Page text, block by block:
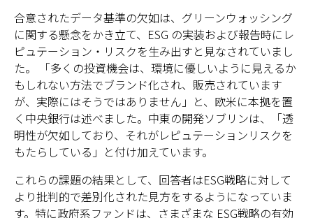
合意されたデータ基準の欠如は、グリーンウォッシング
に関する懸念をかき立て、ESG の実装および報告時にレ
ピュテーション・リスクを生み出すと見なされていまし
た。 「多くの投資機会は、環境に優しいように見えるか
もしれない方法でブランド化され、販売されています
が、実際にはそうではありません」と、欧米に本拠を置
く中央銀行は述べました。中東の開発ソブリンは、「透
明性が欠如しており、それがレピュテーションリスクを
もたらしている」と付け加えています。
これらの課題の結果として、回答者はESG戦略に対して
より批判的で差別化された見方をするようになっていま
す。特に政府系ファンドは、さまざまな ESG戦略の有効